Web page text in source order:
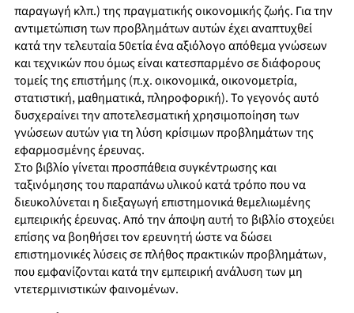
παραγωγή κλπ.) της πραγματικής οικονομικής ζωής. Για την
αντιμετώπιση των προβλημάτων αυτών έχει αναπτυχθεί
κατά την τελευταία 50ετία ένα αξιόλογο απόθεμα γνώσεων
και τεχνικών που όμως είναι κατεσπαρμένο σε διάφορους
τομείς της επιστήμης (π.χ. οικονομικά, οικονομετρία,
στατιστική, μαθηματικά, πληροφορική). Το γεγονός αυτό
δυσχεραίνει την αποτελεσματική χρησιμοποίηση των
γνώσεων αυτών για τη λύση κρίσιμων προβλημάτων της
εφαρμοσμένης έρευνας.
Στο βιβλίο γίνεται προσπάθεια συγκέντρωσης και
ταξινόμησης του παραπάνω υλικού κατά τρόπο που να
διευκολύνεται η διεξαγωγή επιστημονικά θεμελιωμένης
εμπειρικής έρευνας. Από την άποψη αυτή το βιβλίο στοχεύει
επίσης να βοηθήσει τον ερευνητή ώστε να δώσει
επιστημονικές λύσεις σε πλήθος πρακτικών προβλημάτων,
που εμφανίζονται κατά την εμπειρική ανάλυση των μη
ντετερμινιστικών φαινομένων.